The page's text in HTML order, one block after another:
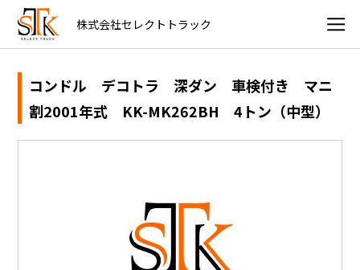
株式会社セレクトトラック
コンドル デコトラ 深ダン 車検付き マニ
割2001年式 KK-MK262BH 4トン（中型）